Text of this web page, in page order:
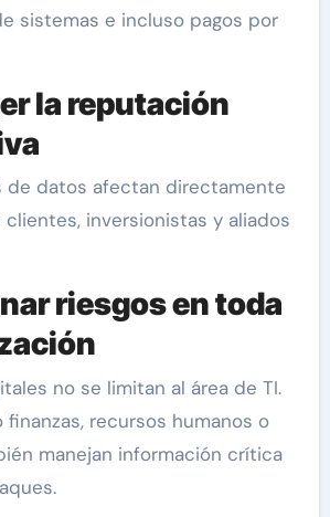
sistemas e incluso pagos por
la reputación
de datos afectan directamente
clientes, inversionistas y aliados
riesgos en toda
no se limitan al área de TI.
recursos humanos o
manejan información crítica